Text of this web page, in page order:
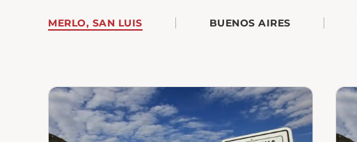
MERLO, SAN LUIS BUENOS AIRES